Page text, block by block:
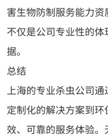
害生物防制服务能力
不仅是公司专业性的
据。
总结
上海的专业杀虫公司
定制化的解决方案到
效、可靠的服务体验